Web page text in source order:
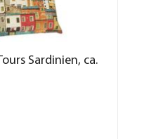
Sardinien, ca.